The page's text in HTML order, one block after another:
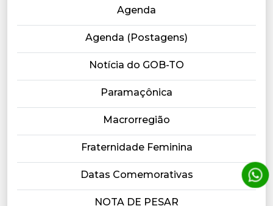
Agenda
Agenda (Postagens)
Notícia do GOB-TO
Paramaçônica
Macrorregião
Fraternidade Feminina
Datas Comemorativas
NOTA DE PESAR